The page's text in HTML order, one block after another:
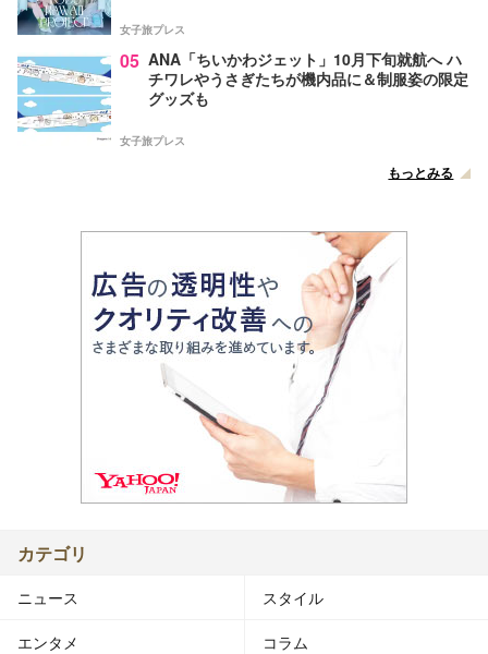
女子旅プレス
05 ANA「ちいかわジェット」10月下旬就航へ ハ
チワレやうさぎたちが機内品に＆制服姿の限定
グッズも
女子旅プレス
もっとみる
カテゴリ
ニュース スタイル
エンタメ コラム